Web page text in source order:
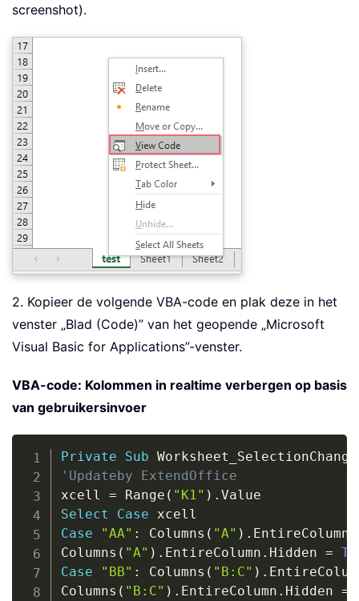
screenshot).
2. Kopieer de volgende VBA-code en plak deze in het
venster „Blad (Code)” van het geopende „Microsoft
Visual Basic for Applications”-venster.
VBA-code: Kolommen in realtime verbergen op basis
van gebruikersinvoer
Private Sub Worksheet_SelectionChange
'Updateby ExtendOffice
xcell = Range ( "K1" ) .
Select
Case
Case
"AA" : Columns ( "A" ) . EntireColumn
Columns ( "A" ) . EntireColumn . Hidden =
Case
"BB" : Columns ( "B:C" ) .
Columns ( "B:C" ) . EntireColumn . Hidden =
Copy